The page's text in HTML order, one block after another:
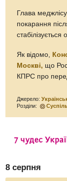
Глава
покарання
стабілізується
Як відомо,
Москві, що
КПРС про
Джерело:
Розділи:
8 серпня